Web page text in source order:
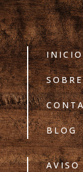
INICIO
BLOG
AVISO